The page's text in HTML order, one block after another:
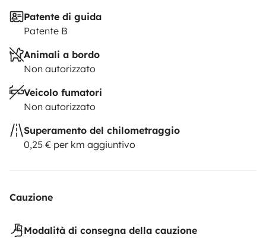
Patente di guida
Patente B
Animali a bordo
Non autorizzato
Veicolo fumatori
Non autorizzato
Superamento del chilometraggio
0,25 € per km aggiuntivo
Cauzione
Modalità di consegna della cauzione